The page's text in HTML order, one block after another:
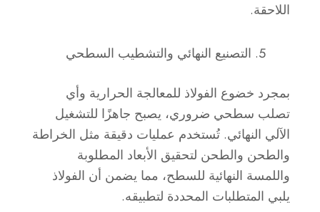
اللاحقة.
التصنيع النهائي والتشطيب السطحي
بمجرد خضوع الفولاذ للمعالجة الحرارية وأي
تصلب سطحي ضروري، يصبح جاهزًا للتشغيل
الآلي النهائي. تُستخدم عمليات دقيقة مثل الخراطة
والطحن والطحن لتحقيق الأبعاد المطلوبة
واللمسة النهائية للسطح، مما يضمن أن الفولاذ
يلبي المتطلبات المحددة لتطبيقه.